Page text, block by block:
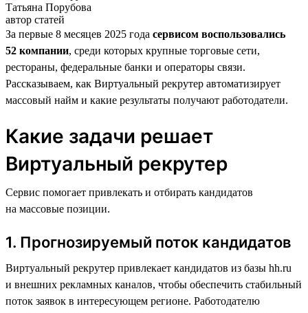
Татьяна Порубова
автор статей
За первые 8 месяцев 2025 года сервисом воспользовались
52 компании, среди которых крупные торговые сети,
рестораны, федеральные банки и операторы связи.
Рассказываем, как Виртуальный рекрутер автоматизирует
массовый найм и какие результаты получают работодатели.
Какие задачи решает
Виртуальный рекрутер
Сервис помогает привлекать и отбирать кандидатов
на массовые позиции.
1. Прогнозируемый поток кандидатов
Виртуальный рекрутер привлекает кандидатов из базы hh.ru
и внешних рекламных каналов, чтобы обеспечить стабильный
поток заявок в интересующем регионе. Работодателю